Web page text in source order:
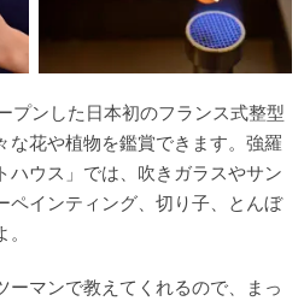
プンした日本初のフランス式整型
な花や植物を鑑賞できます。強羅
ハウス」では、吹きガラスやサン
ペインティング、切り子、とんぼ
ーマンで教えてくれるので、まっ